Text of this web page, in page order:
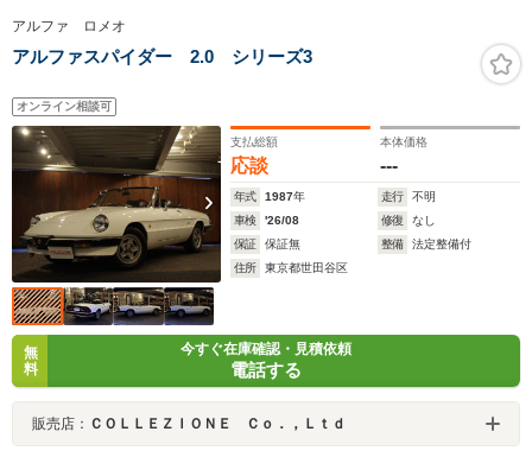
アルファ ロメオ
アルファスパイダー 2.0 シリーズ3
オンライン相談可
支払総額
応談
本体価格
---
年式 1987年 走行
不明
車検
'26/08 修復
なし
保証
保証無 整備
法定整備付
住所
東京都世田谷区
無
料
今すぐ在庫確認・見積依頼
電話する
販売店： ＣＯＬＬＥＺＩＯＮＥ Ｃｏ．，Ｌｔｄ